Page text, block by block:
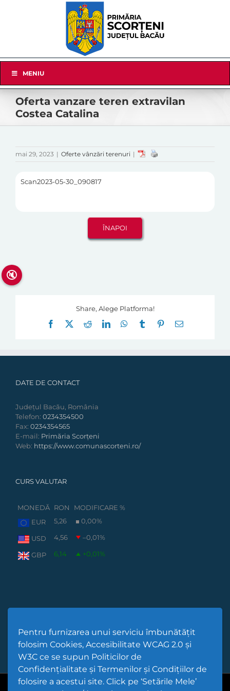
Pentru furnizarea unui serviciu îmbunătățit
folosim Cookies, Accesibilitate WCAG 2.0 și
W3C ce se supun Politicilor de
Confidențialitate și Termenilor și Condițiilor de
folosire a acestui site. Click pe ‘Setările Mele’
Navigation
MENIU
Oferta vanzare teren extravilan
Costea Catalina
mai 29, 2023 | Oferte vânzări terenuri |
Scan2023-05-30_090817
Share, Alege Platforma!
Facebook
RedditLinkedInWhatsApp
Tumblr Pinterest
E-
DATE DE CONTACT
Județul Bacău, România
Telefon: 0234354500
Fax: 0234354565
E-mail: Primăria Scorțeni
Web: https://www.comunascorteni.ro/
CURS VALUTAR
MONEDĂ RON
MODIFICARE %
EUR
5,26 0,00%
USD 4,56 –0,01%
GBP 6,14 +0,01%
Cod Județ 4 | Județul Bacău | Tipul UAT - 14 - C - Comună |
🔇